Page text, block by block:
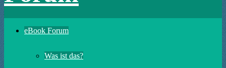
eBook Forum
Was ist das?